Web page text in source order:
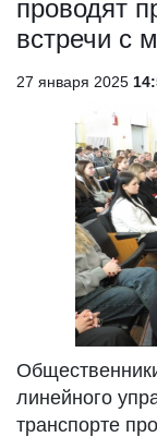
проводят
встречи с
27 января 2025
линейного
транспорте